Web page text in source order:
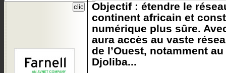
Objectif : étendre le
continent africain et
numérique plus sûre.
aura accès au vaste
de l’Ouest, notamment
Djoliba...